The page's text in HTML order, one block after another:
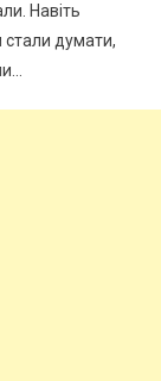
Навіть
думати,